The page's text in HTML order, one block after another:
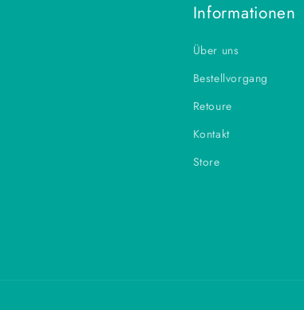
Informationen
Über uns
Bestellvorgang
Retoure
Kontakt
Store